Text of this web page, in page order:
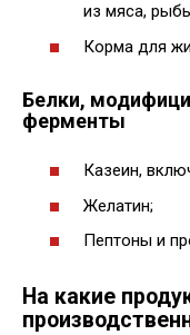
из мяса,
Корма для
Белки,
ферменты
Казеин,
Желатин;
Пептоны и
На какие